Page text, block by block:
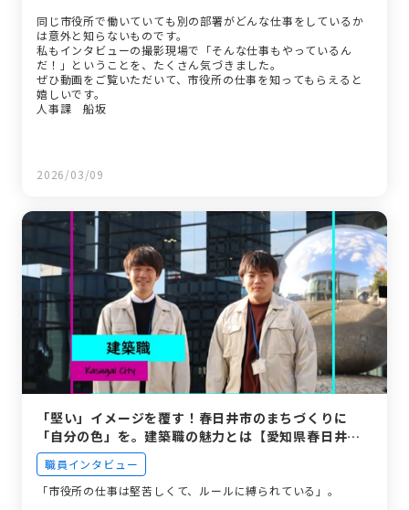
同じ市役所で働いていても別の部署がどんな仕事をしているか
は意外と知らないものです。
私もインタビューの撮影現場で「そんな仕事もやっているん
だ！」ということを、たくさん気づきました。
ぜひ動画をご覧いただいて、市役所の仕事を知ってもらえると
嬉しいです。
人事課 船坂
2026/03/09
「堅い」イメージを覆す！春日井市のまちづくりに
「自分の色」を。建築職の魅力とは【愛知県春日井
市】
職員インタビュー
「市役所の仕事は堅苦しくて、ルールに縛られている」。